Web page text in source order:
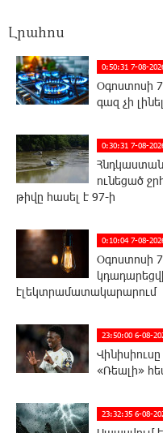
Լրահոս
0:50:31 7-08-
Օգոստոսի
գազ չի
0:30:31 7-08-
ունեցած
թիվը հասել է 97-ի
0:10:04 7-08-
Օգոստոսի
էլեկտրամատակարարում
23:50:00 6-08-
«Ռեալի»
23:32:35 6-08-